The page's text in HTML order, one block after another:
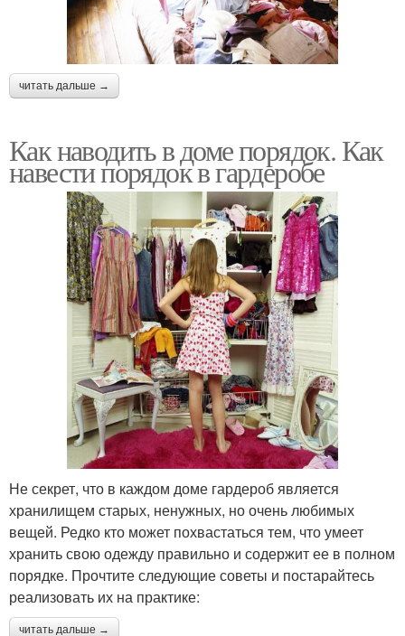
читать дальше →
Как наводить в доме порядок. Как
навести порядок в гардеробе
Не секрет, что в каждом доме гардероб является
хранилищем старых, ненужных, но очень любимых
вещей. Редко кто может похвастаться тем, что умеет
хранить свою одежду правильно и содержит ее в полном
порядке. Прочтите следующие советы и постарайтесь
реализовать их на практике:
читать дальше →